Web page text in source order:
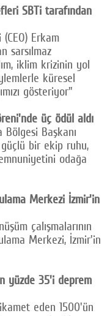
SBTi tarafından
Erkam
sarsılmaz
iklim krizinin yol
küresel
gösteriyor"
üç ödül aldı
Başkanı
güçlü bir ekip ruhu,
odağa
Merkezi İzmir'in
çalışmalarının
Merkezi, İzmir'in
yüzde 35'i deprem
eden 1500'ün